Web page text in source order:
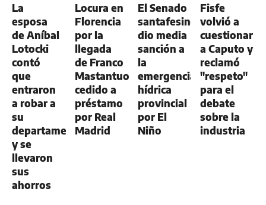
La
esposa
de Aníbal
Lotocki
contó
que
entraron
a robar a
su
departamento
y se
llevaron
sus
ahorros
Locura en
Florencia
por la
llegada
de Franco
Mastantuono,
cedido a
préstamo
por Real
Madrid
El Senado
santafesino
dio media
sanción a
la
emergencia
hídrica
provincial
por El
Niño
Fisfe
volvió a
cuestionar
a Caputo y
reclamó
"respeto"
para el
debate
sobre la
industria